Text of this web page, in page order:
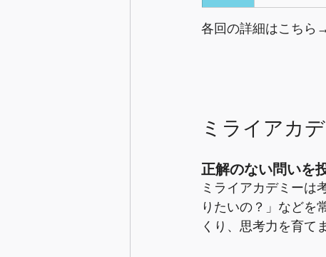
各回の詳細はこちら
ミライアカ
正解のない問いを
ミライアカデミーは
りたいの？」などを
くり、思考力を育て